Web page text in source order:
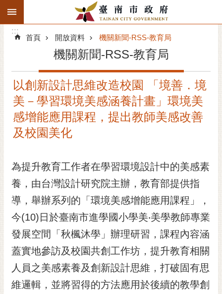
跳到主要內容區塊
搜
階
精彩府城
市府動態
市府團隊
主題服務
市政資訊
市民互動
黃
偉
哲
光
:::
:::
首頁 開放資料 機關新聞-RSS-教育局
機關新聞-RSS-教育局
以創新設計思維改造校園 「境善．境
美－學習環境美感涵養計畫」環境美
感增能應用課程，提出教師美感改善
及校園美化
為提升教育工作者在學習環境設計中的美感素
養，由台灣設計研究院主辦，教育部提供指
導，舉辦系列的「環境美感增能應用課程」，
今(10)日於臺南市進學國小學美‧美學教師專業
發展空間「秋楓沐學」辦理研習，課程內容涵
蓋實地參訪及校園共創工作坊，提升教育相關
人員之美感素養及創新設計思維，打破固有思
維邏輯，並將習得的方法應用於後續的教學創